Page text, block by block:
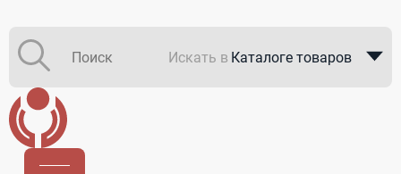
Искать в Каталоге товаров